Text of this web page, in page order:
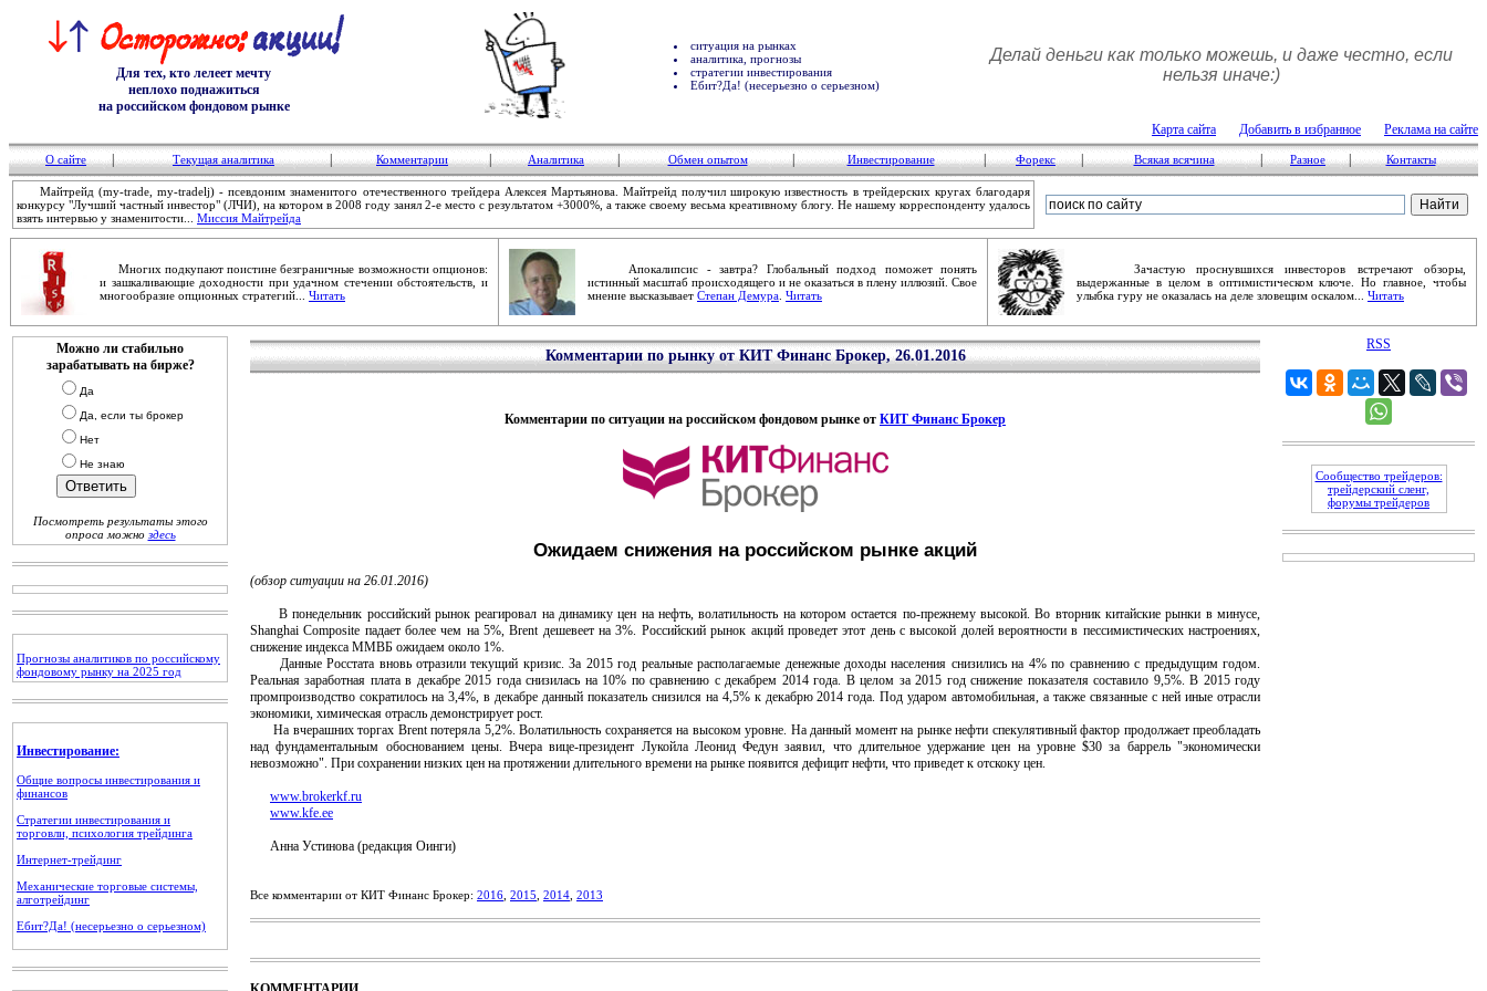
Для тех, кто лелеет мечту
неплохо поднажиться
на российском фондовом рынке
ситуация на рынках
аналитика, прогнозы
стратегии инвестирования
Ебит?Да! (несерьезно о серьезном)
Делай деньги как только можешь, и даже честно, если
нельзя иначе:)
Карта сайта Добавить в избранное Реклама на сайте
О сайте Текущая аналитика Комментарии Аналитика Обмен опытом Инвестирование Форекс Всякая всячина Разное Контакты
Майтрейд (my-trade, my-tradelj) - псевдоним знаменитого отечественного трейдера Алексея Мартьянова. Майтрейд получил широкую известность в трейдерских кругах благодаря
конкурсу "Лучший частный инвестор" (ЛЧИ), на котором в 2008 году занял 2-е место с результатом +3000%, а также своему весьма креативному блогу. Не нашему корреспонденту удалось
взять интервью у знаменитости... Миссия Майтрейда
Многих подкупают поистине безграничные возможности опционов:
и зашкаливающие доходности при удачном стечении обстоятельств, и
многообразие опционных стратегий... Читать
Апокалипсис - завтра? Глобальный подход поможет понять
истинный масштаб происходящего и не оказаться в плену иллюзий. Свое
мнение высказывает Степан Демура Читать
Зачастую проснувшихся инвесторов встречают обзоры,
выдержанные в целом в оптимистическом ключе. Но главное, чтобы
улыбка гуру не оказалась на деле зловещим оскалом... Читать
Можно ли стабильно
зарабатывать на бирже?
Да
Да, если ты брокер
Нет
Не знаю
Посмотреть результаты этого
опроса можно здесь
Прогнозы аналитиков по российскому
фондовому рынку на 2025 год
Инвестирование:
Общие вопросы инвестирования и
финансов
Стратегии инвестирования и
торговли, психология трейдинга
Интернет-трейдинг
Механические торговые системы,
алготрейдинг
Ебит?Да! (несерьезно о серьезном)
Комментарии по рынку от КИТ Финанс Брокер, 26.01.2016
Комментарии по ситуации на российском фондовом рынке от КИТ Финанс Брокер
Ожидаем снижения на российском рынке акций
(обзор ситуации на 26.01.2016)
В понедельник российский рынок реагировал на динамику цен на нефть, волатильность на котором остается по-прежнему высокой. Во вторник китайские рынки в минусе,
Shanghai Composite падает более чем на 5%, Brent дешевеет на 3%. Российский рынок акций проведет этот день с высокой долей вероятности в пессимистических настроениях,
снижение индекса ММВБ ожидаем около 1%.
Данные Росстата вновь отразили текущий кризис. За 2015 год реальные располагаемые денежные доходы населения снизились на 4% по сравнению с предыдущим годом.
Реальная заработная плата в декабре 2015 года снизилась на 10% по сравнению с декабрем 2014 года. В целом за 2015 год снижение показателя составило 9,5%. В 2015 году
промпроизводство сократилось на 3,4%, в декабре данный показатель снизился на 4,5% к декабрю 2014 года. Под ударом автомобильная, а также связанные с ней иные отрасли
экономики, химическая отрасль демонстрирует рост.
На вчерашних торгах Brent потеряла 5,2%. Волатильность сохраняется на высоком уровне. На данный момент на рынке нефти спекулятивный фактор продолжает преобладать
над фундаментальным обоснованием цены. Вчера вице-президент Лукойла Леонид Федун заявил, что длительное удержание цен на уровне $30 за баррель "экономически
невозможно". При сохранении низких цен на протяжении длительного времени на рынке появится дефицит нефти, что приведет к отскоку цен.
www.brokerkf.ru
www.kfe.ee
Анна Устинова (редакция Оинги)
Все комментарии от КИТ Финанс Брокер: 2016 2015 2014 2013
RSS
Сообщество трейдеров:
трейдерский сленг,
форумы трейдеров